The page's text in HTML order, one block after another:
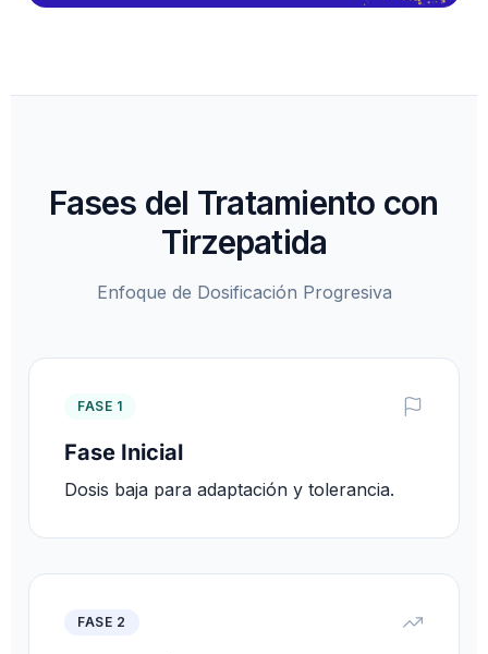
Fases del Tratamiento con
Tirzepatida
Enfoque de Dosificación Progresiva
FASE 1
Fase Inicial
Dosis baja para adaptación y tolerancia.
FASE 2